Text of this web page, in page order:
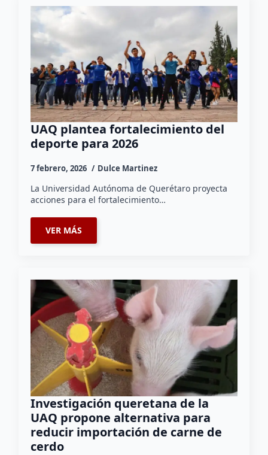
UAQ plantea fortalecimiento del
deporte para 2026
7 febrero, 2026 Dulce Martinez
La Universidad Autónoma de Querétaro proyecta
acciones para el fortalecimiento…
VER MÁS
Investigación queretana de la
UAQ propone alternativa para
reducir importación de carne de
cerdo